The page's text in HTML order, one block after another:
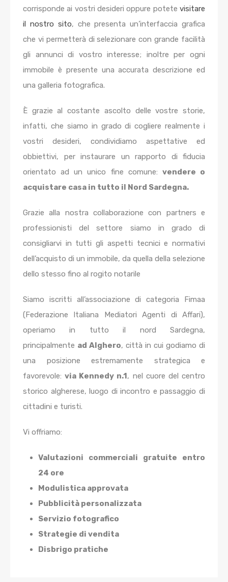
corrisponde ai vostri desideri oppure potete visitare
il nostro sito, che presenta un’interfaccia grafica
che vi permetterà di selezionare con grande facilità
gli annunci di vostro interesse; inoltre per ogni
immobile è presente una accurata descrizione ed
una galleria fotografica.
È grazie al costante ascolto delle vostre storie,
infatti, che siamo in grado di cogliere realmente i
vostri desideri, condividiamo aspettative ed
obbiettivi, per instaurare un rapporto di fiducia
orientato ad un unico fine comune: vendere o
acquistare casa in tutto il Nord Sardegna.
Grazie alla nostra collaborazione con partners e
professionisti del settore siamo in grado di
consigliarvi in tutti gli aspetti tecnici e normativi
dell’acquisto di un immobile, da quella della selezione
dello stesso fino al rogito notarile
Siamo iscritti all’associazione di categoria Fimaa
(Federazione Italiana Mediatori Agenti di Affari),
operiamo in tutto il nord Sardegna,
principalmente ad Alghero, città in cui godiamo di
una posizione estremamente strategica e
favorevole:via Kennedy n.1, nel cuore del centro
storico algherese, luogo di incontro e passaggio di
cittadini e turisti.
Vi offriamo:
Valutazioni commerciali gratuite entro
24 ore
Modulistica approvata
Pubblicità personalizzata
Servizio fotografico
Strategie di vendita
Disbrigo pratiche